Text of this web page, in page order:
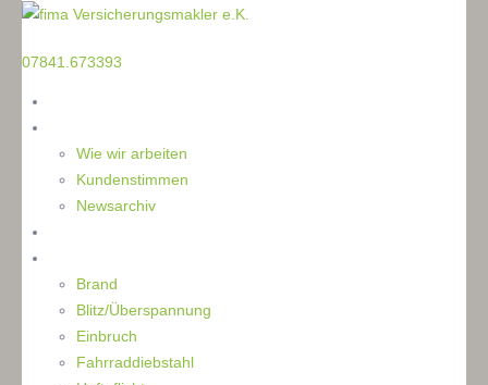
07841.673393
Wie wir arbeiten
Kundenstimmen
Newsarchiv
Brand
Blitz/Überspannung
Einbruch
Fahrraddiebstahl